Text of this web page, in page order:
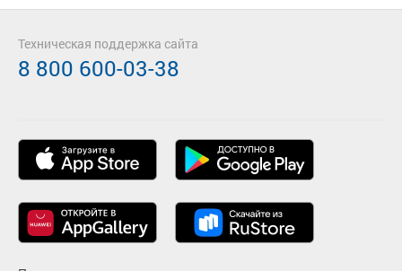
Техническая поддержка сайта
8 800 600-03-38